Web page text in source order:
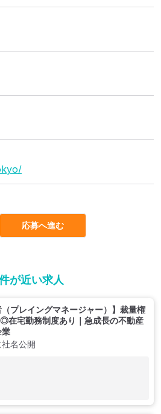
応募へ進む
が近い求人
（プレイングマネージャー）】裁量権
宅勤務制度あり｜急成長の不動産
業
名公開